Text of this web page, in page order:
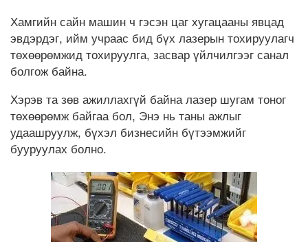
Хамгийн сайн машин ч гэсэн цаг хугацааны явцад
эвдэрдэг, ийм учраас бид бүх лазерын тохируулагч
төхөөрөмжид тохируулга, засвар үйлчилгээг санал
болгож байна.
Хэрэв та зөв ажиллахгүй байна лазер шугам тоног
төхөөрөмж байгаа бол, Энэ нь таны ажлыг
удаашруулж, бүхэл бизнесийн бүтээмжийг
бууруулах болно.